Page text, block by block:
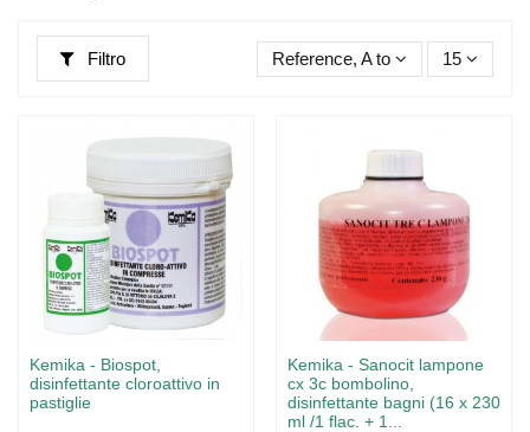
Filtro Reference, A to Z 15
Kemika - Biospot,
disinfettante cloroattivo in
pastiglie
Kemika - Sanocit lampone
cx 3c bombolino,
disinfettante bagni (16 x 230
ml /1 flac. + 1...